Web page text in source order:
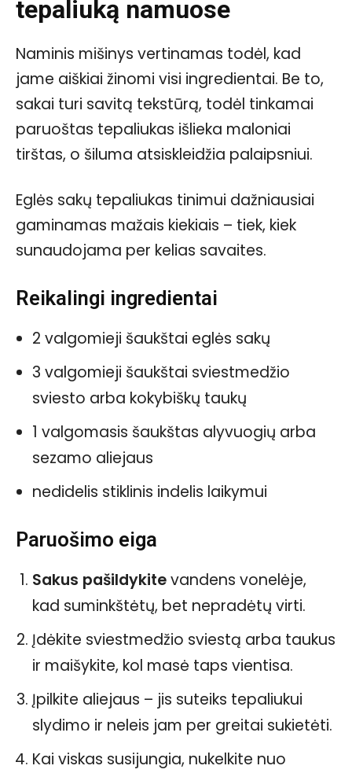
tepaliuką namuose
Naminis mišinys vertinamas todėl, kad
jame aiškiai žinomi visi ingredientai. Be to,
sakai turi savitą tekstūrą, todėl tinkamai
paruoštas tepaliukas išlieka maloniai
tirštas, o šiluma atsiskleidžia palaipsniui.
Eglės sakų tepaliukas tinimui dažniausiai
gaminamas mažais kiekiais – tiek, kiek
sunaudojama per kelias savaites.
Reikalingi ingredientai
2 valgomieji šaukštai eglės sakų
3 valgomieji šaukštai sviestmedžio
sviesto arba kokybiškų taukų
1 valgomasis šaukštas alyvuogių arba
sezamo aliejaus
nedidelis stiklinis indelis laikymui
Paruošimo eiga
Sakus pašildykitevandens vonelėje,
kad suminkštėtų, bet nepradėtų virti.
Įdėkite sviestmedžio sviestą arba taukus
ir maišykite, kol masė taps vientisa.
Įpilkite aliejaus – jis suteiks tepaliukui
slydimo ir neleis jam per greitai sukietėti.
Kai viskas susijungia, nukelkite nuo